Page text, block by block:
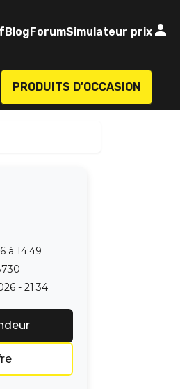
BlogForumSimulateur prix
PRODUITS D'OCCASION
à 14:49
- 21:34